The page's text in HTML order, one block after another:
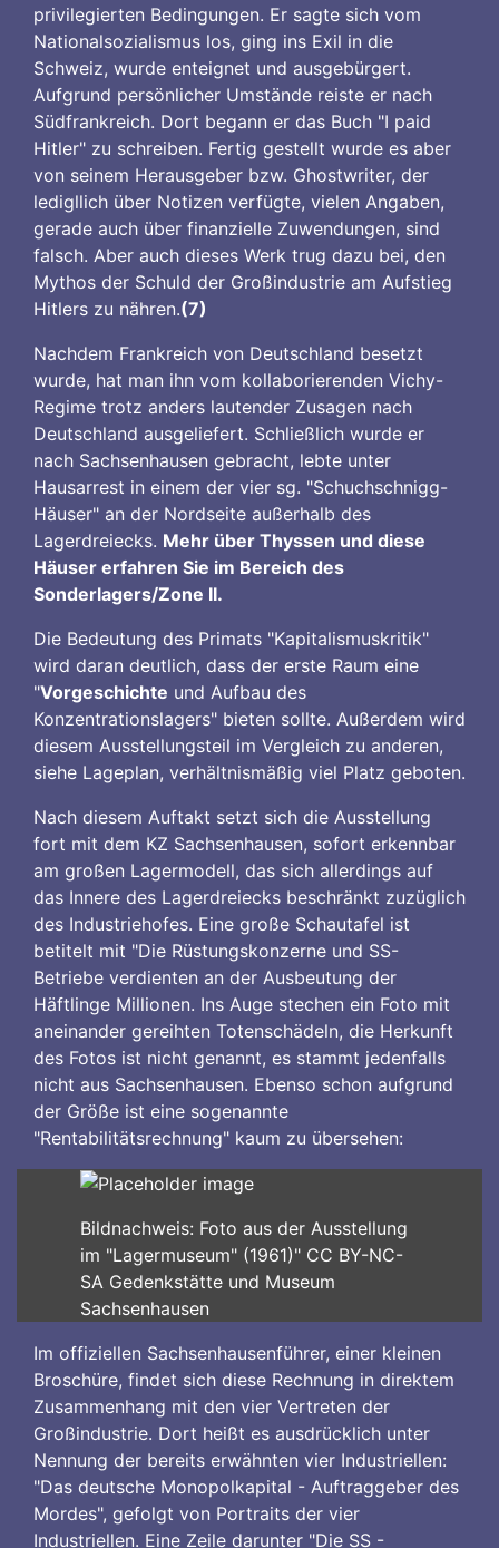
privilegierten Bedingungen. Er sagte sich vom
Nationalsozialismus los, ging ins Exil in die
Schweiz, wurde enteignet und ausgebürgert.
Aufgrund persönlicher Umstände reiste er nach
Südfrankreich. Dort begann er das Buch "I paid
Hitler" zu schreiben. Fertig gestellt wurde es aber
von seinem Herausgeber bzw. Ghostwriter, der
ledigllich über Notizen verfügte, vielen Angaben,
gerade auch über finanzielle Zuwendungen, sind
falsch. Aber auch dieses Werk trug dazu bei, den
Mythos der Schuld der Großindustrie am Aufstieg
Hitlers zu nähren.(7)
Nachdem Frankreich von Deutschland besetzt
wurde, hat man ihn vom kollaborierenden Vichy-
Regime trotz anders lautender Zusagen nach
Deutschland ausgeliefert. Schließlich wurde er
nach Sachsenhausen gebracht, lebte unter
Hausarrest in einem der vier sg. "Schuchschnigg-
Häuser" an der Nordseite außerhalb des
Lagerdreiecks. Mehr über Thyssen und diese
Häuser erfahren Sie im Bereich des
Sonderlagers/Zone II.
Die Bedeutung des Primats "Kapitalismuskritik"
wird daran deutlich, dass der erste Raum eine
"Vorgeschichte und Aufbau des
Konzentrationslagers" bieten sollte. Außerdem wird
diesem Ausstellungsteil im Vergleich zu anderen,
siehe Lageplan, verhältnismäßig viel Platz geboten.
Nach diesem Auftakt setzt sich die Ausstellung
fort mit dem KZ Sachsenhausen, sofort erkennbar
am großen Lagermodell, das sich allerdings auf
das Innere des Lagerdreiecks beschränkt zuzüglich
des Industriehofes. Eine große Schautafel ist
betitelt mit "Die Rüstungskonzerne und SS-
Betriebe verdienten an der Ausbeutung der
Häftlinge Millionen. Ins Auge stechen ein Foto mit
aneinander gereihten Totenschädeln, die Herkunft
des Fotos ist nicht genannt, es stammt jedenfalls
nicht aus Sachsenhausen. Ebenso schon aufgrund
der Größe ist eine sogenannte
"Rentabilitätsrechnung" kaum zu übersehen:
Bildnachweis: Foto aus der Ausstellung
im "Lagermuseum" (1961)" CC BY-NC-
SA Gedenkstätte und Museum
Sachsenhausen
Im offiziellen Sachsenhausenführer, einer kleinen
Broschüre, findet sich diese Rechnung in direktem
Zusammenhang mit den vier Vertreten der
Großindustrie. Dort heißt es ausdrücklich unter
Nennung der bereits erwähnten vier Industriellen:
"Das deutsche Monopolkapital - Auftraggeber des
Mordes", gefolgt von Portraits der vier
Industriellen. Eine Zeile darunter "Die SS -